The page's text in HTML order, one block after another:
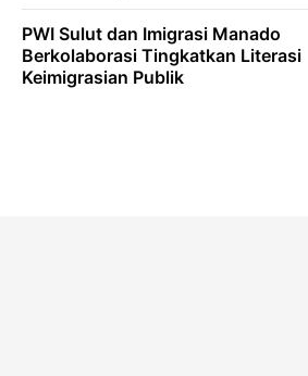
PWI Sulut dan Imigrasi Manado
Berkolaborasi Tingkatkan Literasi
Keimigrasian Publik